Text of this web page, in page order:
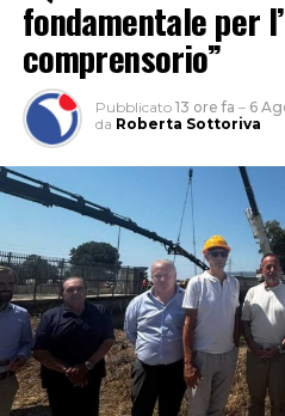
fondamentale per
comprensorio”
Pubblicato 13 ore fa – 6
da Roberta Sottoriva